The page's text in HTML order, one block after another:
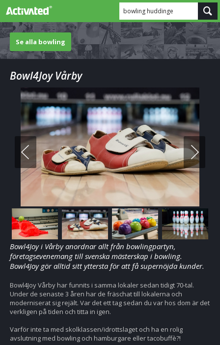
bowling huddinge
Se alla bowling
Bowl4Joy Vårby
Bowl4Joy i Vårby anordnar allt från bowlingpartyn,
företagsevenemang till svenska mästerskap i bowling.
Bowl4Joy gör alltid sitt yttersta för att få supernöjda kunder.
Bowl4Joy Vårby har funnits i samma lokaler sedan tidigt 70-tal.
Under de senaste 3 åren har de fräschat till lokalerna och
moderniserat sig rejält. Var det ett tag sedan du var hos dom är det
verkligen på tiden och titta in igen.
Varför inte ta med skolklassen/idrottslaget och ha en rolig
avslutning med bowling och hamburgare eller tacobuffè?!